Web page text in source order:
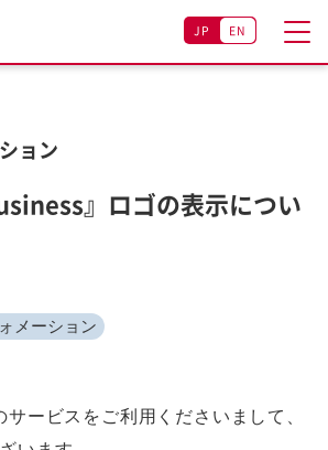
JP EN
ョン
』ロゴの表示につい
メーション
ービスをご利用くださいまして、